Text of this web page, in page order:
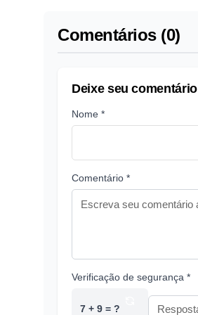
Comentários (0)
Deixe seu comentário
Nome *
Comentário *
Verificação de segurança *
7 + 9 = ?